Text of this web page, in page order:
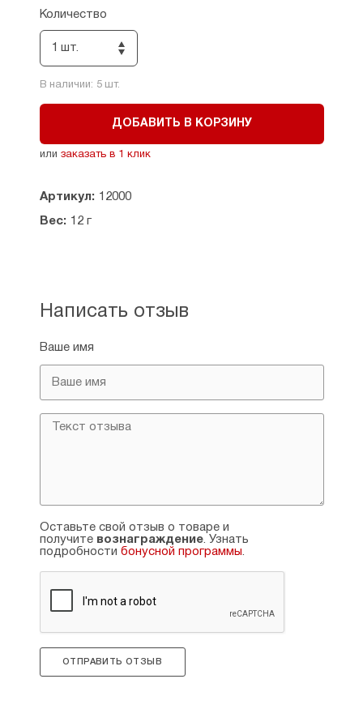
Количество
1 шт.
В наличии: 5шт.
ДОБАВИТЬ В КОРЗИНУ
или заказать в 1 клик
Артикул: 12000
Вес: 12 г
Написать отзыв
Ваше имя
Оставьте свой отзыв о товаре и
получите вознаграждение. Узнать
подробности бонусной программы.
ОТПРАВИТЬ ОТЗЫВ